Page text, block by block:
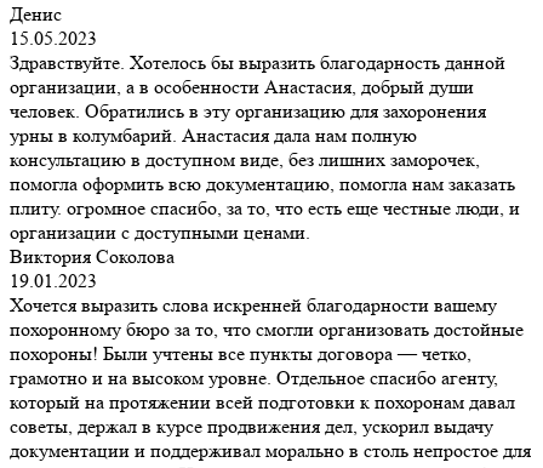
Денис
15.05.2023
Здравствуйте. Хотелось бы выразить благодарность данной
организации, а в особенности Анастасия, добрый души
человек. Обратились в эту организацию для захоронения
урны в колумбарий. Анастасия дала нам полную
консультацию в доступном виде, без лишних заморочек,
помогла оформить всю документацию, помогла нам заказать
плиту. огромное спасибо, за то, что есть еще честные люди, и
организации с доступными ценами.
Виктория Соколова
19.01.2023
Хочется выразить слова искренней благодарности вашему
похоронному бюро за то, что смогли организовать достойные
похороны! Были учтены все пункты договора — четко,
грамотно и на высоком уровне. Отдельное спасибо агенту,
который на протяжении всей подготовки к похоронам давал
советы, держал в курсе продвижения дел, ускорил выдачу
документации и поддерживал морально в столь непростое для